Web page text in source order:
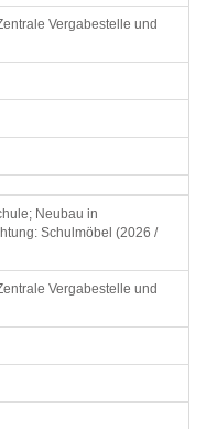
Vergabestelle und
Neubau in
Schulmöbel (2026 /
Vergabestelle und